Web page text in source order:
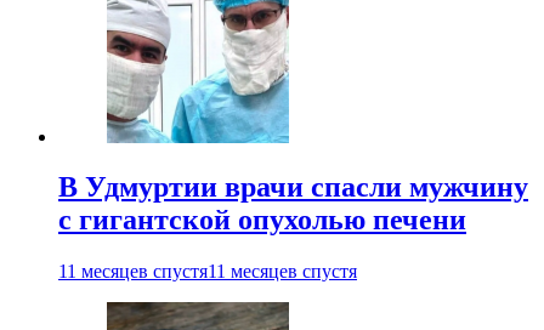
В Удмуртии врачи спасли мужчину
с гигантской опухолью печени
11 месяцев спустя11 месяцев спустя